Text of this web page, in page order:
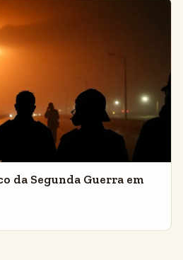
da Segunda Guerra em